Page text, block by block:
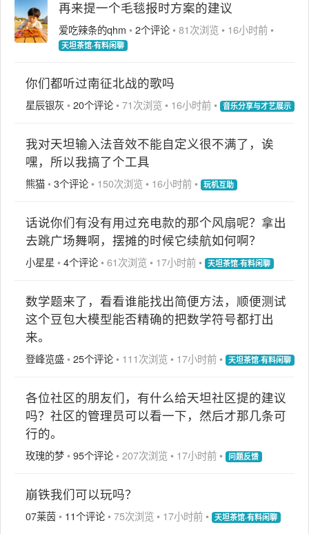
再来提一个毛毯报时方案的建议
爱吃辣条的qhm •2个评论 •81次浏览 • 16小时前 •
天坦茶馆·有料闲聊
你们都听过南征北战的歌吗
星辰银灰 •20个评论 •71次浏览 • 16小时前 • 音乐分享与才艺展示
我对天坦输入法音效不能自定义很不满了，诶
嘿，所以我搞了个工具
熊猫 •3个评论 • 150次浏览 • 16小时前 • 玩机互助
话说你们有没有用过充电款的那个风扇呢？拿出
去跳广场舞啊，摆摊的时候它续航如何啊？
小星星 •4个评论 •61次浏览 • 17小时前 • 天坦茶馆·有料闲聊
数学题来了，看看谁能找出简便方法，顺便测试
这个豆包大模型能否精确的把数学符号都打出
来。
登峰览盛 •25个评论 • 111次浏览 • 17小时前 • 天坦茶馆·有料闲聊
各位社区的朋友们，有什么给天坦社区提的建议
吗？社区的管理员可以看一下，然后才那几条可
行的。
玫瑰的梦 •95个评论 •207次浏览 • 17小时前 • 问题反馈
崩铁我们可以玩吗？
07莱茵 • 11个评论 •75次浏览 • 17小时前 • 天坦茶馆·有料闲聊